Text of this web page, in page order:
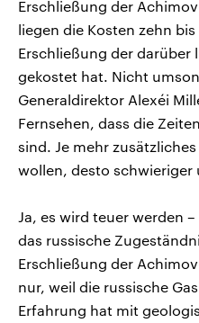
Erschließung der
liegen die Kosten zehn
Erschließung der darüber
gekostet hat. Nicht
Generaldirektor Alexéi
Fernsehen, dass die
sind. Je mehr
wollen, desto schwieriger
Ja, es wird teuer werden
das russische
Erschließung der
nur, weil die russische
Erfahrung hat mit